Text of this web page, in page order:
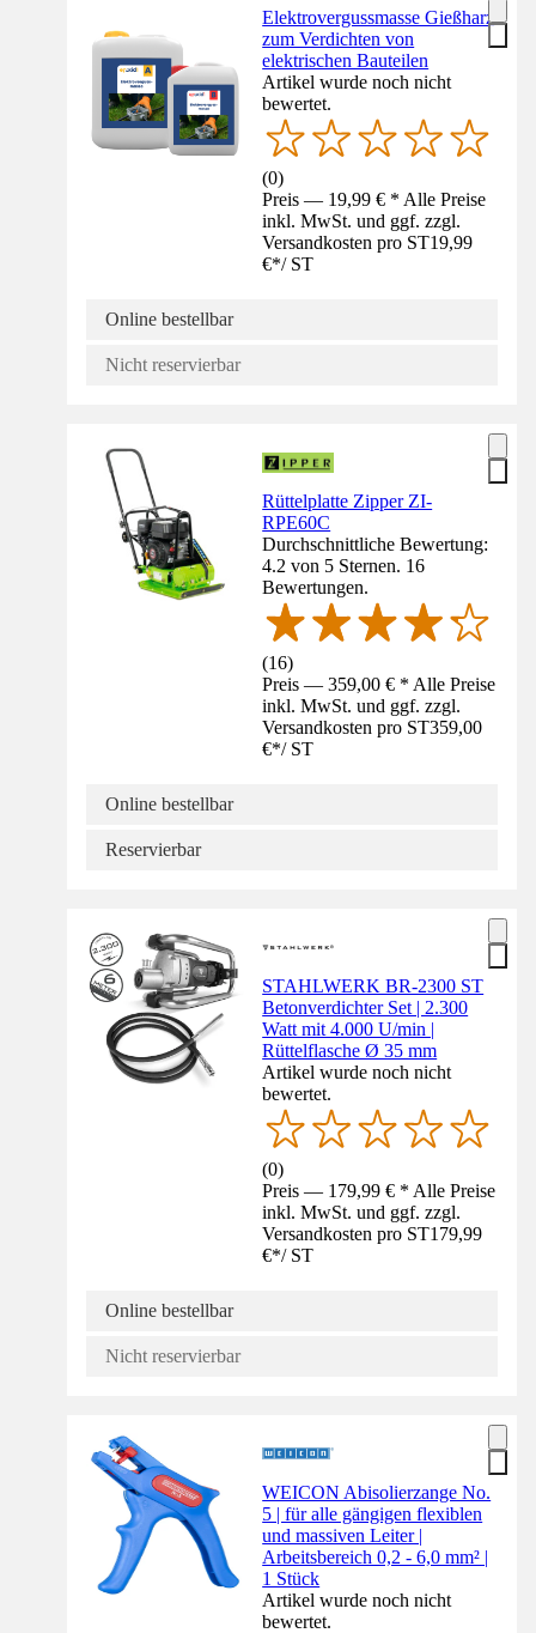
Elektrovergussmasse Gießharz
zum Verdichten von
elektrischen Bauteilen
Artikel wurde noch nicht
bewertet.
(0)
Preis — 19,99 € * Alle Preise
inkl. MwSt. und ggf. zzgl.
Versandkosten pro ST19,99
€*/ ST
Online bestellbar
Nicht reservierbar
Rüttelplatte Zipper ZI-
RPE60C
Durchschnittliche Bewertung:
4.2 von 5 Sternen. 16
Bewertungen.
(16)
Preis — 359,00 € * Alle Preise
inkl. MwSt. und ggf. zzgl.
Versandkosten pro ST359,00
€*/ ST
Online bestellbar
Reservierbar
STAHLWERK BR-2300 ST
Betonverdichter Set | 2.300
Watt mit 4.000 U/min |
Rüttelflasche Ø 35 mm
Artikel wurde noch nicht
bewertet.
(0)
Preis — 179,99 € * Alle Preise
inkl. MwSt. und ggf. zzgl.
Versandkosten pro ST179,99
€*/ ST
Online bestellbar
Nicht reservierbar
WEICON Abisolierzange No.
5 | für alle gängigen flexiblen
und massiven Leiter |
Arbeitsbereich 0,2 - 6,0 mm² |
1 Stück
Artikel wurde noch nicht
bewertet.